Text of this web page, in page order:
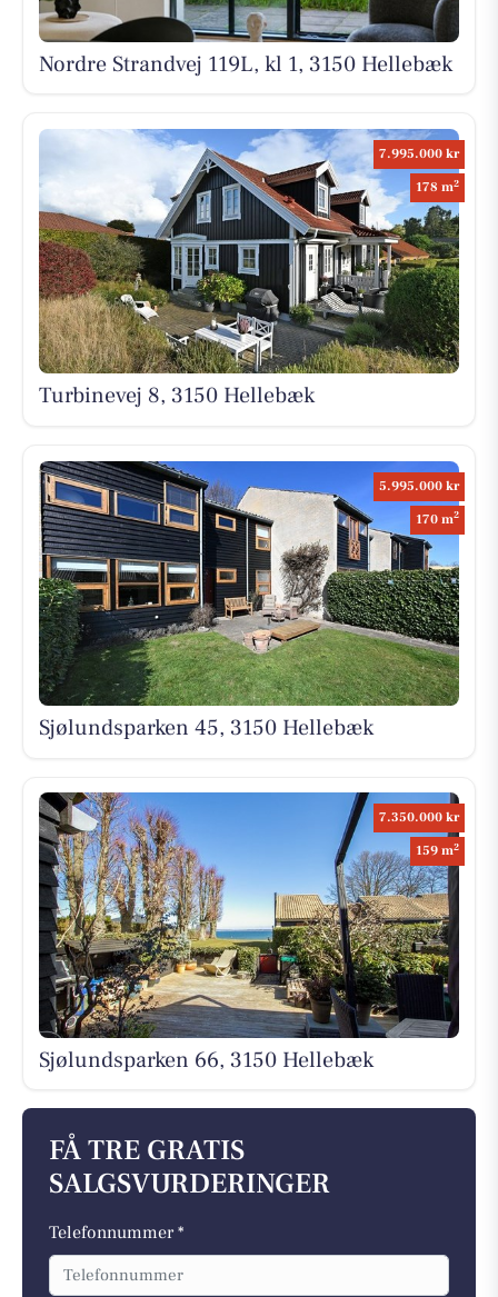
Nordre Strandvej 119L, kl 1, 3150 Hellebæk
7.995.000 kr
178 m2
Turbinevej 8, 3150 Hellebæk
5.995.000 kr
170 m2
Sjølundsparken 45, 3150 Hellebæk
7.350.000 kr
159 m2
Sjølundsparken 66, 3150 Hellebæk
FÅ TRE GRATIS
SALGSVURDERINGER
Telefonnummer *